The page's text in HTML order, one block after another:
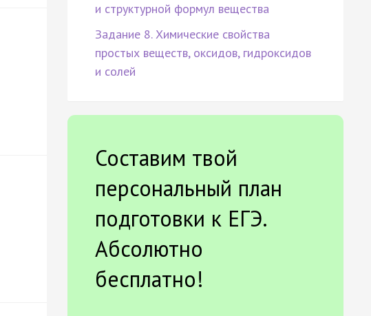
и структурной формул вещества
Задание 8. Химические свойства
простых веществ, оксидов, гидроксидов
и солей
Составим твой
персональный план
подготовки к ЕГЭ.
Абсолютно
бесплатно!